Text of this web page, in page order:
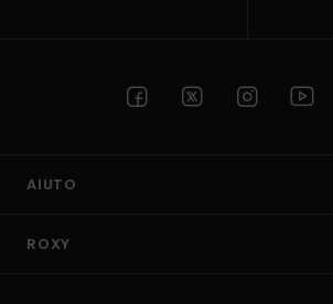
AIUTO
ROXY